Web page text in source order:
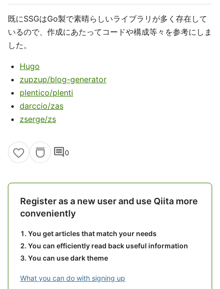
既にSSGはGo製で素晴らしいライブラリが多く存在して
いるので、作成にあたってコードや構成等々を参考にしま
した。
Hugo
zupzup/blog-generator
plentico/plenti
darccio/zas
zserge/zs
comment0
Register as a new user and use Qiita more
conveniently
You get articles that match your needs
You can efficiently read back useful information
You can use dark theme
What you can do with signing up